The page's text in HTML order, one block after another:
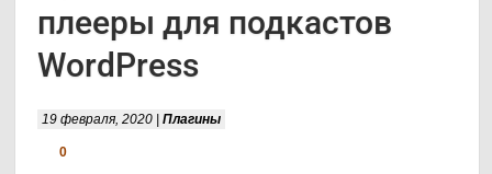
плееры для подкастов
WordPress
19 февраля, 2020 |Плагины
0